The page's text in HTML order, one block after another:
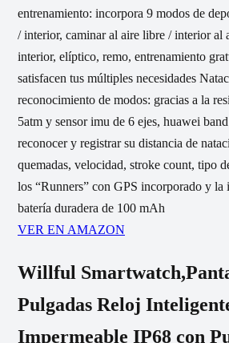
entrenamiento: incorpora 9 modos de
/ interior, caminar al aire libre / interior al
interior, elíptico, remo, entrenamiento
satisfacen tus múltiples necesidades
reconocimiento de modos: gracias a la
5atm y sensor imu de 6 ejes, huawei
reconocer y registrar su distancia de
quemadas, velocidad, stroke count, tipo
los “Runners” con GPS incorporado y la
batería duradera de 100 mAh
VER EN AMAZON
Willful
Pulgadas Reloj
Impermeable IP68 con